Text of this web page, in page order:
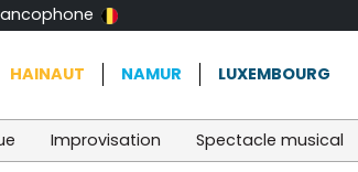
HAINAUT NAMUR LUXEMBOURG
Improvisation Spectacle musical